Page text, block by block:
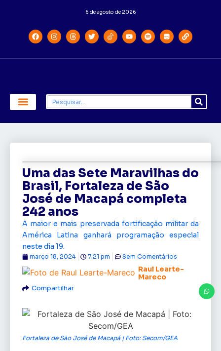
6 de agosto de 2026
Uma das Sete Maravilhas do
Brasil, Fortaleza de São
José de Macapá completa
242 anos
A maior e mais preservada fortificação militar da
América Latina ganhará programação especial
neste dia 19.
Raul Learte-
Mareco
março 18, 2024 7:21 pm Sem Comentários
Compartilhar
Fortaleza de São José de Macapá | Foto: Secom/GEA